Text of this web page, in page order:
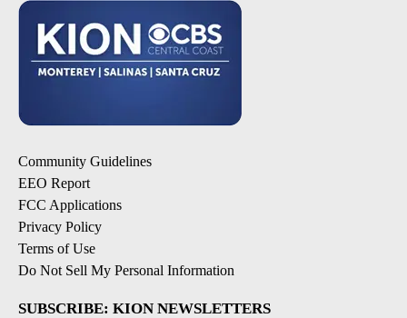
Community Guidelines
EEO Report
FCC Applications
Privacy Policy
Terms of Use
Do Not Sell My Personal Information
SUBSCRIBE: KION NEWSLETTERS